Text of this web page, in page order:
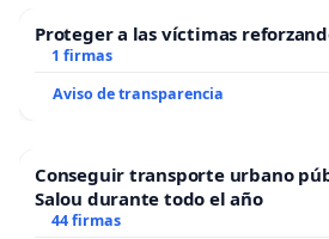
Proteger a las víctimas
1 firmas
Aviso de transparencia
Conseguir transporte urbano
Salou durante todo el año
44 firmas